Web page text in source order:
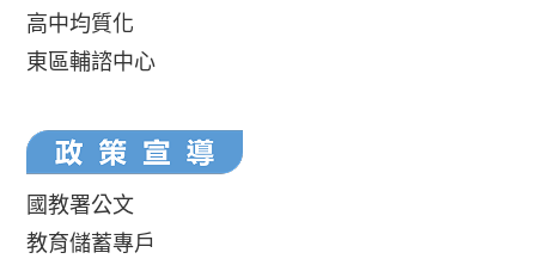
高中均質化
東區輔諮中心
國教署公文
教育儲蓄專戶